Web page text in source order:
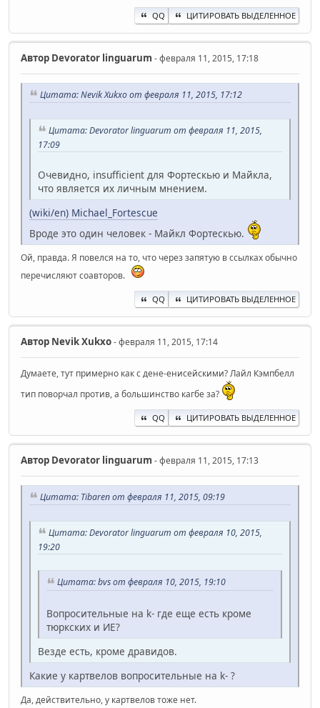
QQ ЦИТИРОВАТЬ ВЫДЕЛЕННОЕ
Автор Devorator linguarum - февраля 11, 2015, 17:18
Цитата: Nevik Xukxo от февраля 11, 2015, 17:12
Цитата: Devorator linguarum от февраля 11, 2015,
17:09
Очевидно, insufficient для Фортескью и Майкла,
что является их личным мнением.
(wiki/en) Michael_Fortescue
Вроде это один человек - Майкл Фортескью.
Ой, правда. Я повелся на то, что через запятую в ссылках обычно
перечисляют соавторов.
QQ ЦИТИРОВАТЬ ВЫДЕЛЕННОЕ
Автор Nevik Xukxo- февраля 11, 2015, 17:14
Думаете, тут примерно как с дене-енисейскими? Лайл Кэмпбелл
тип поворчал против, а большинство кагбе за?
QQ ЦИТИРОВАТЬ ВЫДЕЛЕННОЕ
Автор Devorator linguarum - февраля 11, 2015, 17:13
Цитата: Tibaren от февраля 11, 2015, 09:19
Цитата: Devorator linguarum от февраля 10, 2015,
19:20
Цитата: bvs от февраля 10, 2015, 19:10
Вопросительные на k- где еще есть кроме
тюркских и ИЕ?
Везде есть, кроме дравидов.
Какие у картвелов вопросительные на k- ?
Да, действительно, у картвелов тоже нет.